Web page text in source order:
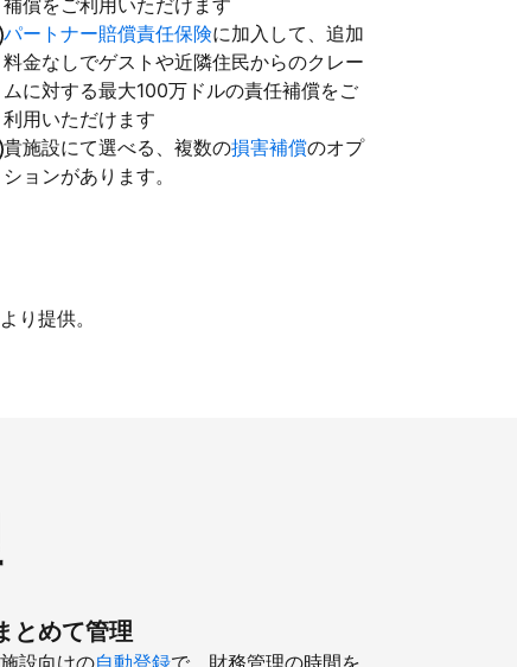
補償をご利用いただけます
パートナー賠償責任保険に加入して、追加
料金なしでゲストや近隣住民からのクレー
ムに対する最大100万ドルの責任補償をご
利用いただけます
貴施設にて選べる、複数の損害補償のオプ
ションがあります。
り提供。
とめて管理
設向けの自動登録で、財務管理の時間を